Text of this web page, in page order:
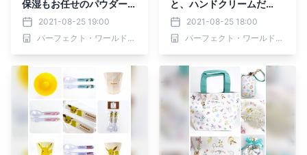
保湿もお任せのパウダー＆
リップクリーム
2021-08-25 19:00
パーフェクト・ワールド株式会社
と、ハンドクリームだ
と！？！？
2021-08-25 18:00
パーフェクト・ワールド株式会社